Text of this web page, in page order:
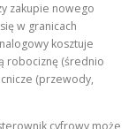
zakupie nowego
w granicach
kosztuje
robociznę (średnio
(przewody,